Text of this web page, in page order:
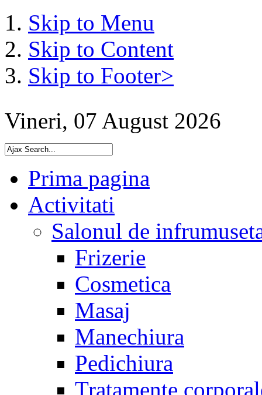
Skip to Menu
Skip to Content
Skip to Footer>
Vineri, 07 August 2026
Prima pagina
Activitati
Salonul de
Frizerie
Cosmetica
Masaj
Manechiura
Pedichiura
Tratamente